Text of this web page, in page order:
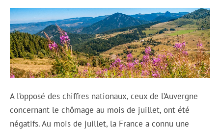
A l’opposé des chiffres nationaux, ceux de l’Auvergne
concernant le chômage au mois de juillet, ont été
négatifs. Au mois de juillet, la France a connu une